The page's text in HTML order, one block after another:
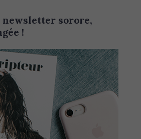
newsletter sorore,
!